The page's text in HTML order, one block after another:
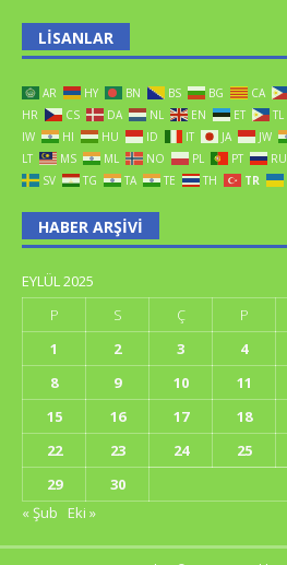
LISANLAR
AR HY BN BS BG CA
HR
CS DA NL EN ET TL
IW
HI HU ID IT JA JW
LT
MS ML NO PL PT RU
SV
TG TA TE TH TR
HABER ARŞIVI
EYLÜL 2025
P
S Ç P
1
2 3 4
8
9 10 11
15
16 17 18
22
23 24 25
29
30
« Şub
Eki »